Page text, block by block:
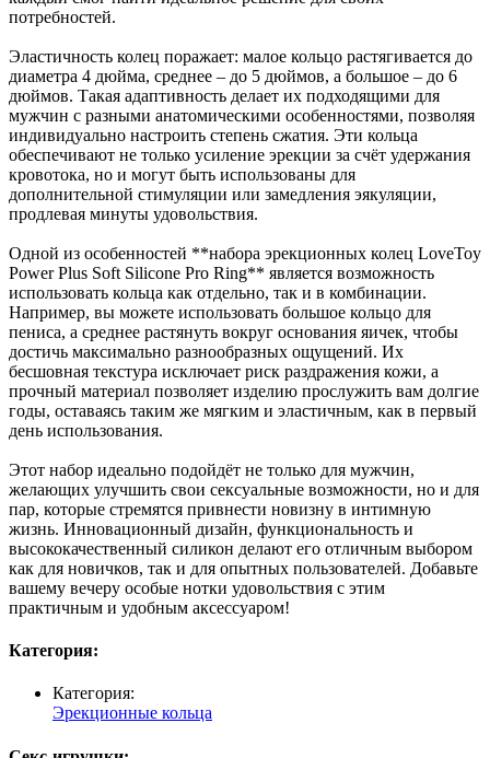
потребностей.
Эластичность колец поражает: малое кольцо растягивается до
диаметра 4 дюйма, среднее – до 5 дюймов, а большое – до 6
дюймов. Такая адаптивность делает их подходящими для
мужчин с разными анатомическими особенностями, позволяя
индивидуально настроить степень сжатия. Эти кольца
обеспечивают не только усиление эрекции за счёт удержания
кровотока, но и могут быть использованы для
дополнительной стимуляции или замедления эякуляции,
продлевая минуты удовольствия.
Одной из особенностей **набора эрекционных колец LoveToy
Power Plus Soft Silicone Pro Ring** является возможность
использовать кольца как отдельно, так и в комбинации.
Например, вы можете использовать большое кольцо для
пениса, а среднее растянуть вокруг основания яичек, чтобы
достичь максимально разнообразных ощущений. Их
бесшовная текстура исключает риск раздражения кожи, а
прочный материал позволяет изделию прослужить вам долгие
годы, оставаясь таким же мягким и эластичным, как в первый
день использования.
Этот набор идеально подойдёт не только для мужчин,
желающих улучшить свои сексуальные возможности, но и для
пар, которые стремятся привнести новизну в интимную
жизнь. Инновационный дизайн, функциональность и
высококачественный силикон делают его отличным выбором
как для новичков, так и для опытных пользователей. Добавьте
вашему вечеру особые нотки удовольствия с этим
практичным и удобным аксессуаром!
Категория:
Категория:
Эрекционные кольца